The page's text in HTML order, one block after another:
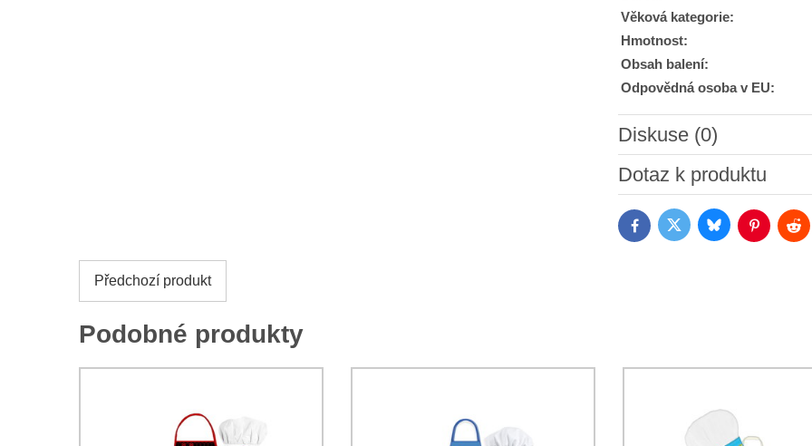
Věková kategorie:
Hmotnost:
Obsah balení:
Odpovědná osoba v EU:
Diskuse (0)
Nový komentář
jsem se s podmínkamiOchrany
Dotaz k produktu
FacebookTwitter BlueskyPinterest
Předchozí produkt
Podobné produkty